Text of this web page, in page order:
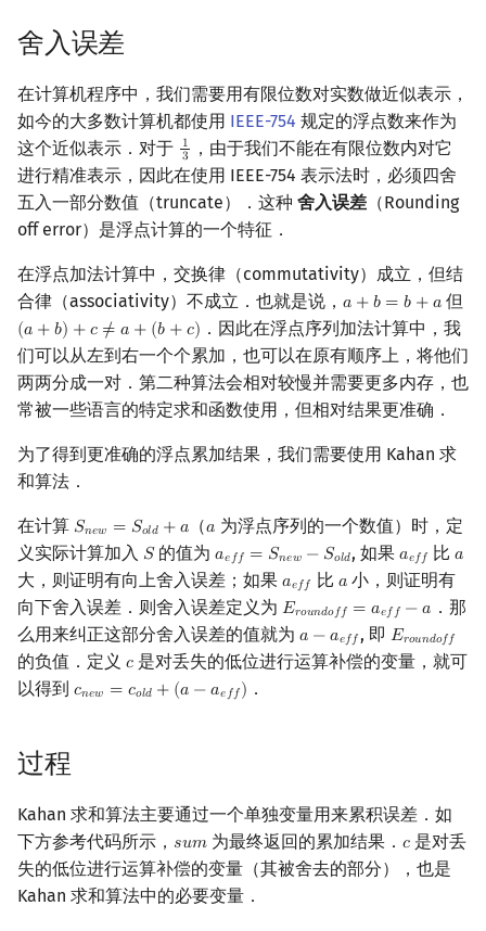
镜像站列表
致谢 CLion
Geany
Xcode
Sublime Text
CP Editor
Code::Blocks
Special Judge
Testlib
Polygon
OJ 工具
Git
pb_ds
编译优化
Java 速成
Java 进阶 堆排序
桶排序
希尔排序
Tim 排序
排序相关 STL
排序应用
前缀和 & 差分
二分
倍增
构造
IDA*
回溯法
Dancing Links
Alpha–Beta 剪枝
状压 DP
数位 DP
插头 DP
计数 DP
概率 DP
DP 套 DP
DP 优化
其它 DP 方法
Boyer–Moore 算法
Z 函数（扩展 KMP）
AC 自动机
后缀数组 (SA)
后缀平衡树
广义后缀自动机
后缀树
Manacher
回文树
序列自动机
最小表示法
Lyndon 分解
置换和排列
弧度制与坐标系
复数
数论
费马小定理 & 欧拉定理
模逆元
线性同余方程
升幂引理
阶乘取模
卢卡斯定理
同余方程
二次剩余
阶 & 原根
离散对数
莫比乌斯反演
多项式初等函数
常系数齐次线性递推
多项式平移|连续点值平移
Lagrange 反演
形式幂级数复合|复合逆
普通生成函数
指数生成函数
组合数学
伯努利数
Entringer Number
Eulerian Number
范德蒙德卷积
Pólya 计数
图论计数
线性代数
线性映射
特征多项式
对角化
线性规划
抽象代数
概率论
博弈论
数值算法
序理论
Berlekamp–Massey 算法
块状数据结构
单调栈
单调队列
ST 表
线段树
划分树
二叉搜索树 & 平衡树
红黑树
左偏红黑树
AA 树
跳表
可持久化数据结构
树套树
K-D Tree
动态树
手指树
霍夫曼树
树分治
动态树分治
AHU 算法
树上随机游走
拓扑排序
最短路问题
生成树问题
斯坦纳树
连通性相关
环计数问题
最小环
2-SAT
欧拉图
哈密顿图
二分图
平面图
网络流
图的匹配
扫描线
旋转卡壳
半平面交
平面最近点对
反演变换
计算几何杂项
舍入误差
在计算机程序中，我们需要用有限位数对实数做近似表示，
如今的大多数计算机都使用 IEEE-754 规定的浮点数来作为
这个近似表示．对于 1
3
13 ，由于我们不能在有限位数内对它
进行精准表示，因此在使用 IEEE-754 表示法时，必须四舍
五入一部分数值（truncate）．这种 舍入误差 （Rounding
off error）是浮点计算的一个特征．
在浮点加法计算中，交换律（commutativity）成立，但结
合律（associativity）不成立．也就是说， 𝑎 +𝑏 = 𝑏 +𝑎
a +b = b+ a 但
(𝑎 +𝑏) +𝑐 ≠ 𝑎 + (𝑏 +𝑐)
(a +b )+c≠a+ (b +c)
．因此在浮点序列加法计算中，我
们可以从左到右一个个累加，也可以在原有顺序上，将他们
两两分成一对．第二种算法会相对较慢并需要更多内存，也
常被一些语言的特定求和函数使用，但相对结果更准确．
为了得到更准确的浮点累加结果，我们需要使用 Kahan 求
和算法．
在计算 𝑆𝑛𝑒𝑤 = 𝑆𝑜𝑙𝑑 +𝑎
Snew=Sold +a （𝑎
a 为浮点序列的一个数值）时，定
义实际计算加入 𝑆
S的值为𝑎𝑒𝑓𝑓 = 𝑆𝑛𝑒𝑤 − 𝑆𝑜𝑙𝑑
aeff =S new− So ld , 如果 𝑎𝑒𝑓𝑓
aeff 比𝑎
a
大，则证明有向上舍入误差；如果 𝑎𝑒𝑓𝑓
aeff 比 𝑎
a小，则证明有
向下舍入误差．则舍入误差定义为 𝐸𝑟𝑜𝑢𝑛𝑑𝑜𝑓𝑓 = 𝑎𝑒𝑓𝑓 −𝑎
Eroundo f= aeff−a
．那
么用来纠正这部分舍入误差的值就为 𝑎 −𝑎𝑒𝑓𝑓
a −a eff , 即 𝐸𝑟𝑜𝑢𝑛𝑑𝑜𝑓𝑓
Eroundo
的负值．定义 𝑐
c是对丢失的低位进行运算补偿的变量，就可
以得到 𝑐𝑛𝑒𝑤 = 𝑐𝑜𝑙𝑑 + (𝑎 −𝑎𝑒𝑓𝑓)
cnew= cold +( a− ae ff) ．
过程
Kahan 求和算法主要通过一个单独变量用来累积误差．如
下方参考代码所示， 𝑠𝑢𝑚
sum为最终返回的累加结果． 𝑐
c是对丢
失的低位进行运算补偿的变量（其被舍去的部分），也是
Kahan 求和算法中的必要变量．